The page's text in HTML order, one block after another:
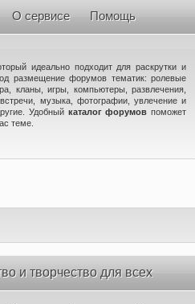
О сервисе Помощь
идеально подходит для раскрутки и
размещение форумов тематик: ролевые
кланы, игры, компьютеры, развлечения,
музыка, фотографии, увлечение и
Удобный каталог форумов поможет
теме.
и творчество для всех